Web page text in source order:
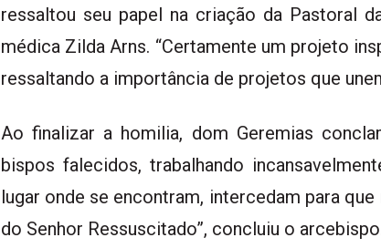
ressaltou seu papel na criação da Pastoral
médica Zilda Arns. “Certamente um projeto
ressaltando a importância de projetos que
Ao finalizar a homilia, dom Geremias
bispos falecidos, trabalhando
lugar onde se encontram, intercedam para
do Senhor Ressuscitado”, concluiu o